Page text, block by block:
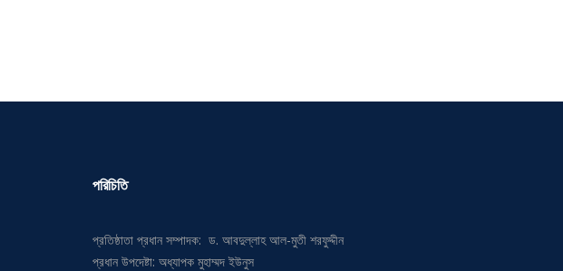
পরিচিতি
প্রতিষ্ঠাতা প্রধান সম্পাদক: ড. আবদুল্লাহ আল-মুতী শরফুদ্দীন
প্রধান উপদেষ্টা: অধ্যাপক মুহাম্মদ ইউনুস